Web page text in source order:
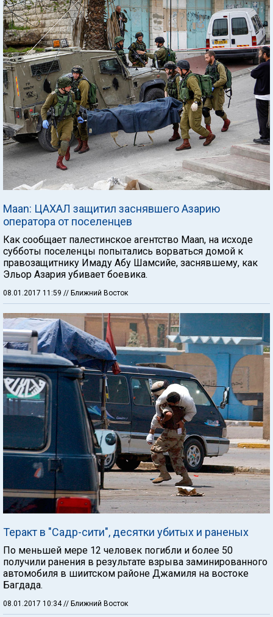
Maan: ЦАХАЛ защитил заснявшего Азарию
оператора от поселенцев
Как сообщает палестинское агентство Maan, на исходе
субботы поселенцы попытались ворваться домой к
правозащитнику Имаду Абу Шамсийе, заснявшему, как
Эльор Азария убивает боевика.
08.01.2017 11:59 // Ближний Восток
Теракт в "Садр-сити", десятки убитых и раненых
По меньшей мере 12 человек погибли и более 50
получили ранения в результате взрыва заминированного
автомобиля в шиитском районе Джамиля на востоке
Багдада.
08.01.2017 10:34 // Ближний Восток